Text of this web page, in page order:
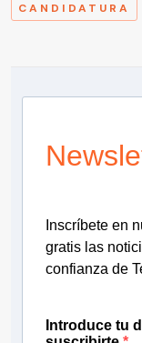
CANDIDATURA
Inscríbete en
gratis las
confianza de
Introduce tu